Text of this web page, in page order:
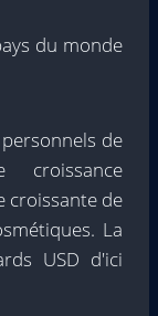
du monde
de
croissance
croissante de
La
USD d'ici